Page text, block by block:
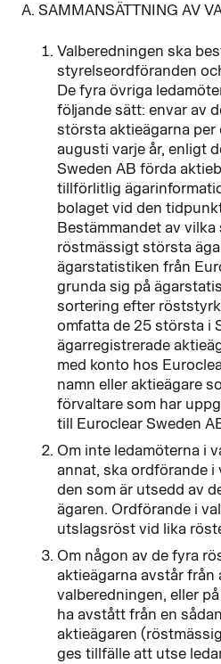
A. SAMMANSÄTTNING AV
Valberedningen ska
styrelseordföranden
De fyra övriga
följande sätt: envar av
största aktieägarna per
augusti varje år, enligt
Sweden AB förda
tillförlitlig
bolaget vid den
Bestämmandet av vilka
röstmässigt största
ägarstatistiken från
grunda sig på
sortering efter
omfatta de 25 största i
ägarregistrerade
med konto hos
namn eller aktieägare
förvaltare som har
till Euroclear Sweden
Om inte ledamöterna i
annat, ska ordförande i
den som är utsedd av
ägaren. Ordförande i
utslagsröst vid lika
Om någon av de fyra
aktieägarna avstår från
valberedningen, eller
ha avstått från en
aktieägaren
ges tillfälle att utse